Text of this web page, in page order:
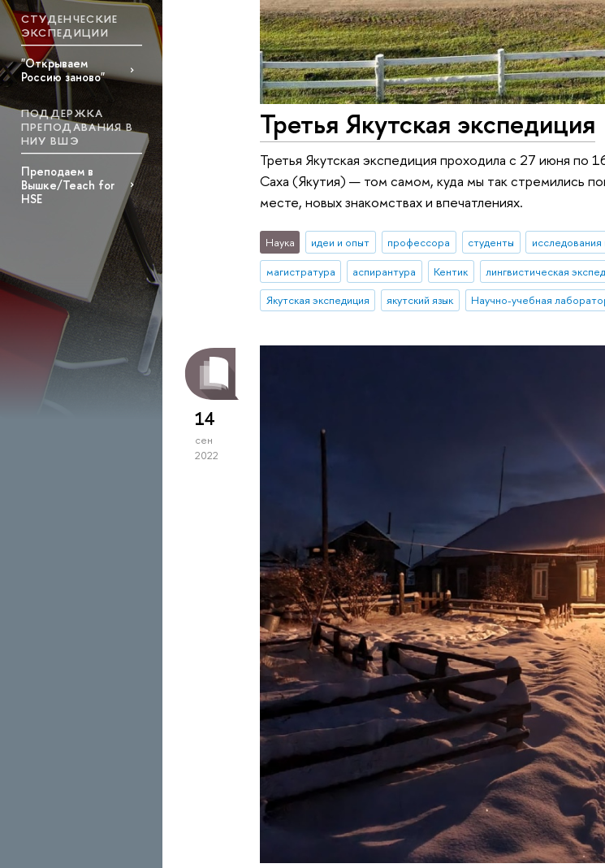
СТУДЕНЧЕСКИЕ
ЭКСПЕДИЦИИ
"Открываем
Россию заново"
ПОДДЕРЖКА
ПРЕПОДАВАНИЯ В
НИУ ВШЭ
Преподаем в
Вышке/Teach for
HSE
Третья Якутская экспедиция
Третья Якутская экспедиция проходила с 27 июня по
Саха (Якутия) — том самом, куда мы так стремились
месте, новых знакомствах и впечатлениях.
Наука идеи и опыт профессора студенты исследования
магистратура
аспирантура Кентик лингвистическая
Якутская экспедиция
якутский язык
14
сен
2022